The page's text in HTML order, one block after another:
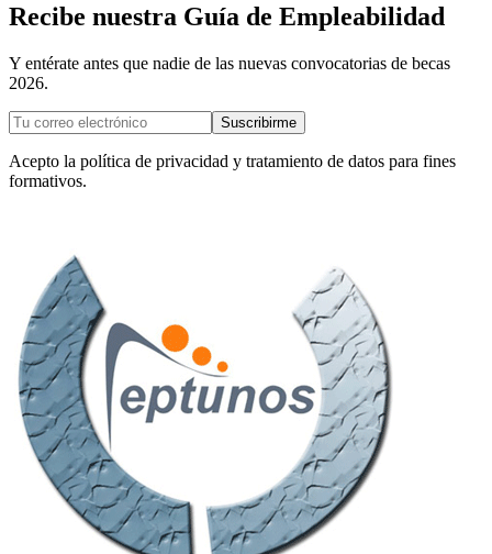
Recibe nuestra Guía de Empleabilidad
Y entérate antes que nadie de las nuevas convocatorias de becas
2026.
Suscribirme
Acepto la política de privacidad y tratamiento de datos para fines
formativos.